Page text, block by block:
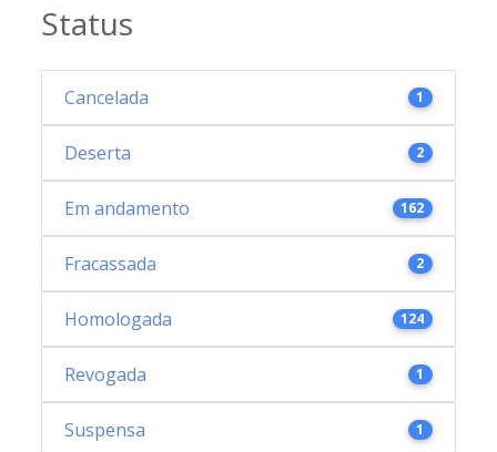
Status
Cancelada 1
Deserta 2
Em andamento 162
Fracassada 2
Homologada 124
Revogada 1
Suspensa 1